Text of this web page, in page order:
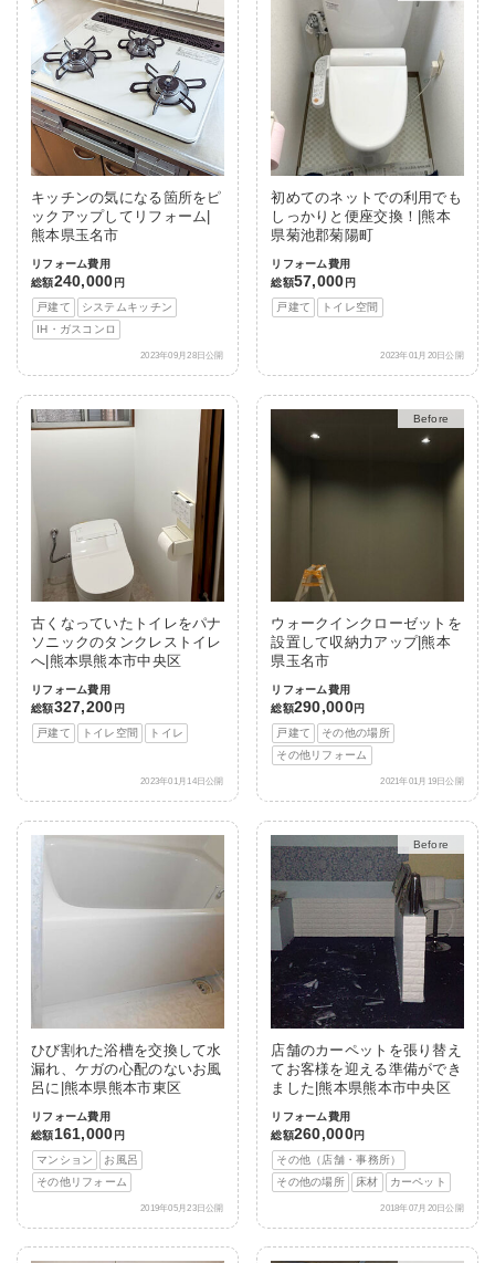
キッチンの気になる箇所をピ
ックアップしてリフォーム|
熊本県玉名市
リフォーム費用
総額240,000 円
戸建て
システムキッチン
IH・ガスコンロ
2023年09月28日公開
初めてのネットでの利用でも
しっかりと便座交換！|熊本
県菊池郡菊陽町
リフォーム費用
総額57,000 円
戸建て
トイレ空間
2023年01月20日公開
古くなっていたトイレをパナ
ソニックのタンクレストイレ
へ|熊本県熊本市中央区
リフォーム費用
総額327,200 円
戸建て
トイレ空間 トイレ
2023年01月14日公開
After
ウォークインクローゼットを
設置して収納力アップ|熊本
県玉名市
リフォーム費用
総額290,000円
戸建て
その他の場所
その他リフォーム
2021年01月19日公開
ひび割れた浴槽を交換して水
漏れ、ケガの心配のないお風
呂に|熊本県熊本市東区
リフォーム費用
総額161,000 円
マンション
お風呂
その他リフォーム
2019年05月23日公開
After
店舗のカーペットを張り替え
てお客様を迎える準備ができ
ました|熊本県熊本市中央区
リフォーム費用
総額260,000円
その他（店舗・事務所）
その他の場所
床材 カーペット
2018年07月20日公開